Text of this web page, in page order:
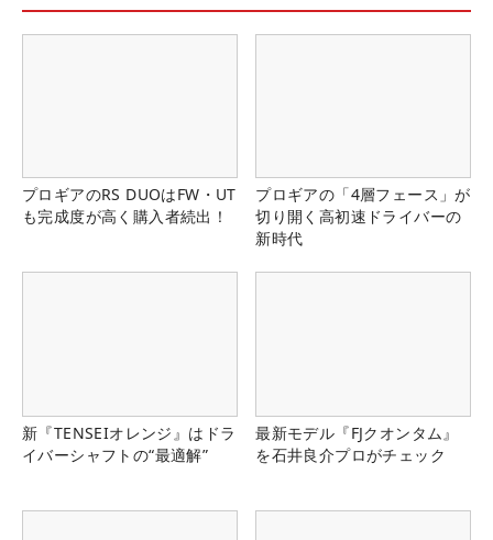
プロギアのRS DUOはFW・UT
も完成度が高く購入者続出！
プロギアの「4層フェース」が
切り開く高初速ドライバーの
新時代
新『TENSEIオレンジ』はドラ
イバーシャフトの“最適解”
最新モデル『FJクオンタム』
を石井良介プロがチェック